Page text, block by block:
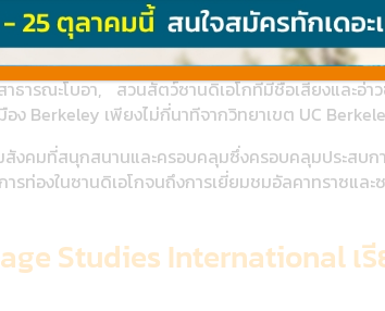
ตื่นเต้นที่สุดของอเมริกา ศูนย์ภาษาทั้งหมดของเรา
การณ์สูง บนชายฝั่งตะวันออกเลือกสภาพแวดล้อมข
รียนสร้างมรดกอันยอดเยี่ยมของเราในบอสตันตั้งอ
ธารณะโบอา, สวนสัตว์ซานดิเอโกที่มีชื่อเสียงและอ่
ง Berkeley เพียงไม่กี่นาทีจากวิทยาเขต UC
มสังคมที่สนุกสนานและครอบคลุมซึ่งครอบคลุมประ
รท่องในซานดิเอโกจนถึงการเยี่ยมชมอัลคาทราซ
Studies International เ